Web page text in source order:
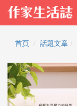
首頁 話題文章